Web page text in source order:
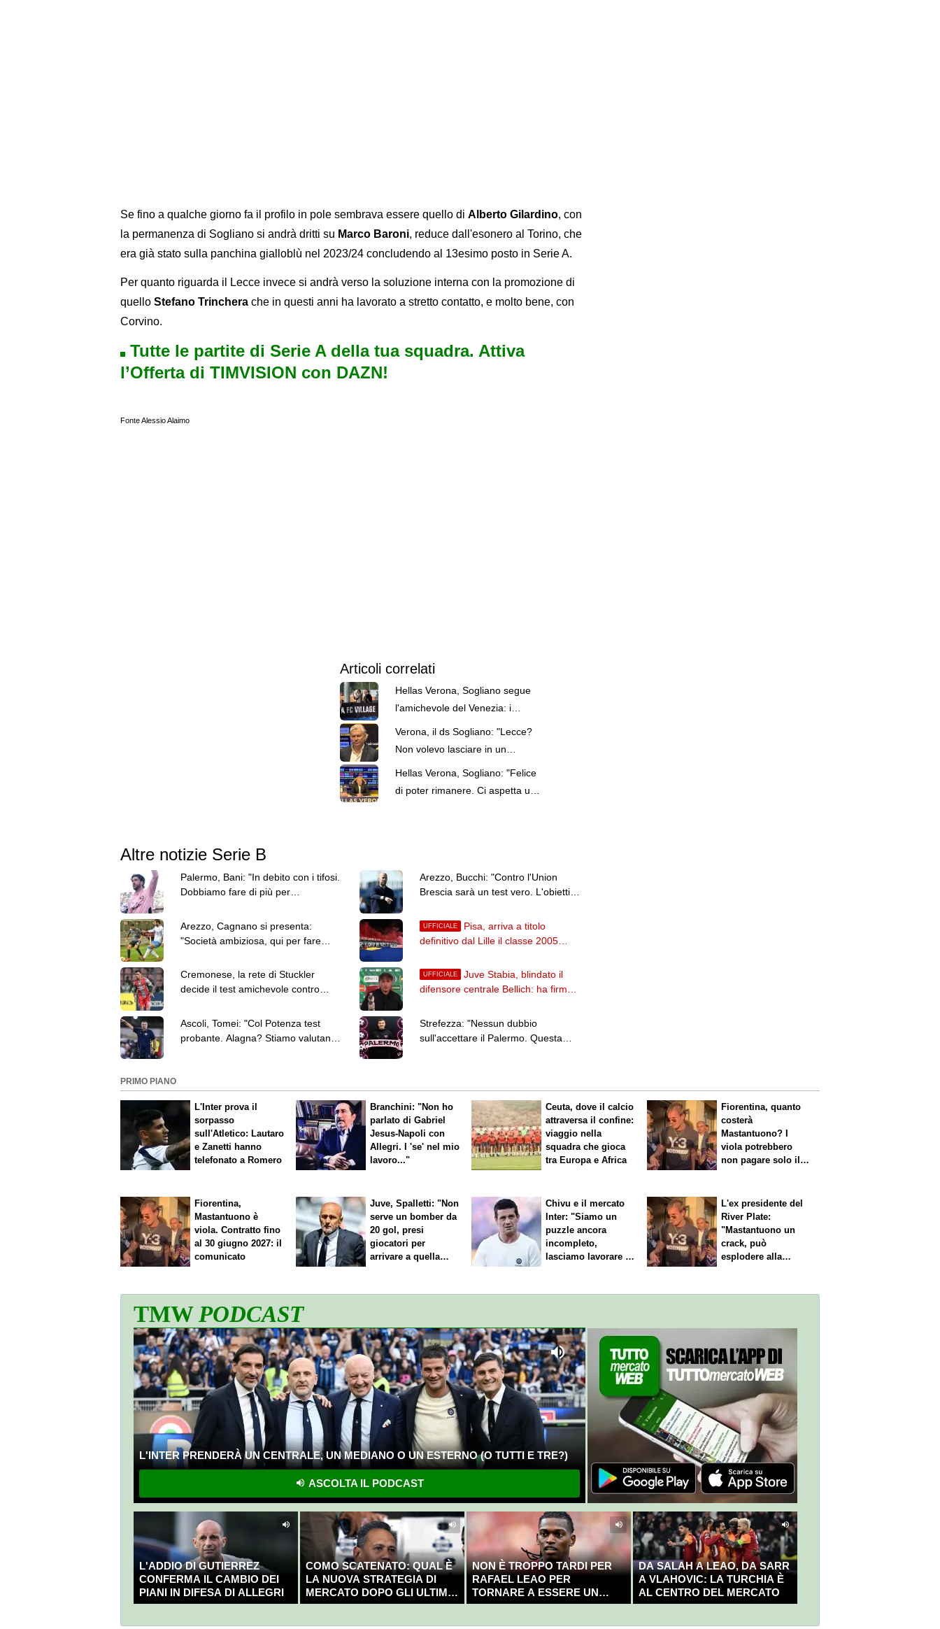
Se fino a qualche giorno fa il profilo in pole sembrava essere quello di Alberto Gilardino, con
la permanenza di Sogliano si andrà dritti su Marco Baroni, reduce dall'esonero al Torino, che
era già stato sulla panchina gialloblù nel 2023/24 concludendo al 13esimo posto in Serie A.
Per quanto riguarda il Lecce invece si andrà verso la soluzione interna con la promozione di
quello Stefano Trinchera che in questi anni ha lavorato a stretto contatto, e molto bene, con
Corvino.
Tutte le partite di Serie A della tua squadra. Attiva
l’Offerta di TIMVISION con DAZN!
Fonte Alessio Alaimo
Articoli correlati
Hellas Verona, Sogliano segue
l'amichevole del Venezia: i
possibili nomi nel mirino
Verona, il ds Sogliano: "Lecce?
Non volevo lasciare in un
Hellas Verona, Sogliano: "Felice
di poter rimanere. Ci aspetta una
Altre notizie Serie B
Palermo, Bani: "In debito con i tifosi.
Dobbiamo fare di più per
Arezzo, Bucchi: "Contro l'Union
Brescia sarà un test vero. L'obiettivo
Arezzo, Cagnano si presenta:
"Società ambiziosa, qui per fare
UFFICIALE
Pisa, arriva a titolo
definitivo dal Lille il classe 2005
Cremonese, la rete di Stuckler
decide il test amichevole contro
UFFICIALE
Juve Stabia, blindato il
difensore centrale Bellich: ha firmato
Ascoli, Tomei: "Col Potenza test
probante. Alagna? Stiamo valutando
Strefezza: "Nessun dubbio
sull'accettare il Palermo. Questa
PRIMO PIANO
L'Inter prova il
sorpasso
sull'Atletico: Lautaro
e Zanetti hanno
telefonato a Romero
Branchini: "Non ho
parlato di Gabriel
Jesus-Napoli con
Allegri. I 'se' nel mio
lavoro..."
Ceuta, dove il calcio
attraversa il confine:
viaggio nella
squadra che gioca
tra Europa e Africa
Fiorentina, quanto
costerà
Mastantuono? I
viola potrebbero
non pagare solo il
Fiorentina,
Mastantuono è
viola. Contratto fino
al 30 giugno 2027: il
comunicato
Juve, Spalletti: "Non
serve un bomber da
20 gol, presi
giocatori per
arrivare a quella
Chivu e il mercato
Inter: "Siamo un
puzzle ancora
incompleto,
lasciamo lavorare i
L'ex presidente del
River Plate:
"Mastantuono un
crack, può
esplodere alla
TMWPODCAST
L'INTER PRENDERÀ UN CENTRALE, UN MEDIANO O UN ESTERNO (O TUTTI E TRE?)
ASCOLTA IL PODCAST
L'ADDIO DI GUTIERREZ
CONFERMA IL CAMBIO DEI
PIANI IN DIFESA DI ALLEGRI
COMO SCATENATO: QUAL È
LA NUOVA STRATEGIA DI
MERCATO DOPO GLI ULTIMI
COLPI?
NON È TROPPO TARDI PER
RAFAEL LEAO PER
TORNARE A ESSERE UN
CAMPIONE
DA SALAH A LEAO, DA SARR
A VLAHOVIC: LA TURCHIA È
AL CENTRO DEL MERCATO